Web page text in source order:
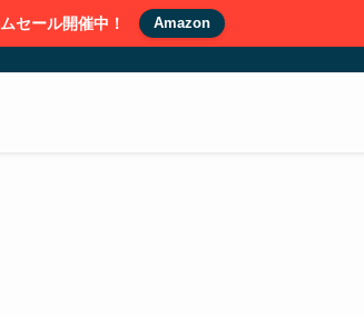
セール開催中！ Amazon